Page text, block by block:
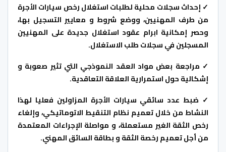
✓ إحداث سجلات محلية لطلبات استغلال رخص سيارات الأجرة
من طرف المهنيين، ووضع شروط و معايير التسجيل بها،
وحصر إمكانية ابرام عقود استغلال جديدة على المهنيين
المسجلين في سجلات طلب الاستغلال.
✓ مراجعة بعض مواد العقد النموذجي التي تثير صعوبة و
إشكالية حول استمرارية العلاقة التعاقدية.
✓ ضبط عدد سائقي سيارات الأجرة المزاولين فعليا لهذا
النشاط من خلال تعميم نظام التنقيط الاتوماتيكي، وإلغاء
رخص الثقة الغير مستعملة، و مواصلة الإجراءات المعتمدة
من أجل تعميم رخصة الثقة و بطاقة السائق المهني.